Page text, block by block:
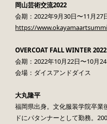
岡山芸術交流2022
会期：2022年9月30日〜11月27
https://
OVERCOAT FALL WINTER
会期：2022年10月22日〜10月
会場：ダイスアンドダイス
大丸隆平
福岡県出身。文化服装学院卒業
ドにパタンナーとして勤務。